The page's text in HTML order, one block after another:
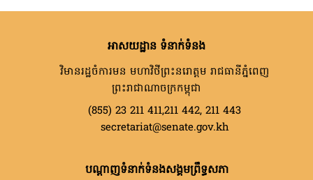
អាសយដ្ឋាន ទំនាក់ទំនង
វិមានរដ្ឋចំការមន មហាវិថីព្រះនរោត្តម រាជធានីភ្នំពេញ
ព្រះរាជាណាចក្រកម្ពុជា
(855) 23 211 411,211 442, 211 443
secretariat@senate.gov.kh
បណ្តាញទំនាក់ទំនងសង្គមព្រឹទ្ធសភា